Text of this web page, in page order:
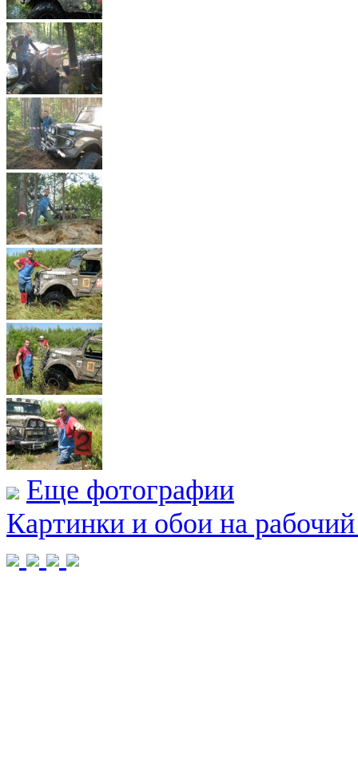
Еще фотографии
Картинки и обои на